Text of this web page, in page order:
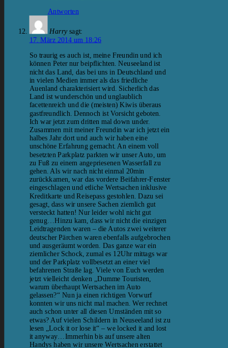
Antworten
Harry sagt:
17. März 2014 um 18:26
So traurig es auch ist, meine Freundin und ich
können Peter nur beipflichten. Neuseeland ist
nicht das Land, das bei uns in Deutschland und
in vielen Medien immer als das friedliche
Auenland charakterisiert wird. Sicherlich das
Land ist wunderschön und unglaublich
facettenreich und die (meisten) Kiwis überaus
gastfreundlich. Dennoch ist Vorsicht geboten.
Ich war jetzt zum dritten mal down under.
Zusammen mit meiner Freundin war ich jetzt ein
halbes Jahr dort und auch wir haben eine
unschöne Erfahrung gemacht. An einem voll
besetzten Parkplatz parkten wir unser Auto, um
zu Fuß zu einem angepriesenen Wasserfall zu
gehen. Als wir nach nicht einmal 20min
zurückkamen, war das vordere Beifahrer-Fenster
eingeschlagen und etliche Wertsachen inklusive
Kreditkarte und Reisepass gestohlen. Dazu sei
gesagt, dass wir unsere Sachen ziemlich gut
versteckt hatten! Nur leider wohl nicht gut
genug…Hinzu kam, dass wir nicht die einzigen
Leidtragenden waren – die Autos zwei weiterer
deutscher Pärchen waren ebenfalls aufgebrochen
und ausgeräumt worden. Das ganze war ein
ziemlicher Schock, zumal es 12Uhr mittags war
und der Parkplatz vollbesetzt an einer viel
befahrenen Straße lag. Viele von Euch werden
jetzt vielleicht denken „Dumme Touristen,
warum überhaupt Wertsachen im Auto
gelassen?“ Nun ja einen richtigen Vorwurf
konnten wir uns nicht mal machen. Wer rechnet
auch schon unter all diesen Umständen mit so
etwas? Auf vielen Schildern in Neuseeland ist zu
lesen „Lock it or lose it“ – we locked it and lost
it anyway…Immerhin bis auf unsere alten
Handys haben wir unsere Wertsachen erstattet